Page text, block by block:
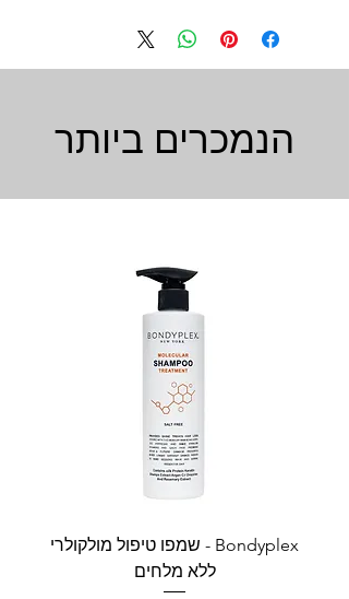
הנמכרים ביותר
Bondyplex - שמפו טיפול מולקולרי
ללא מלחים